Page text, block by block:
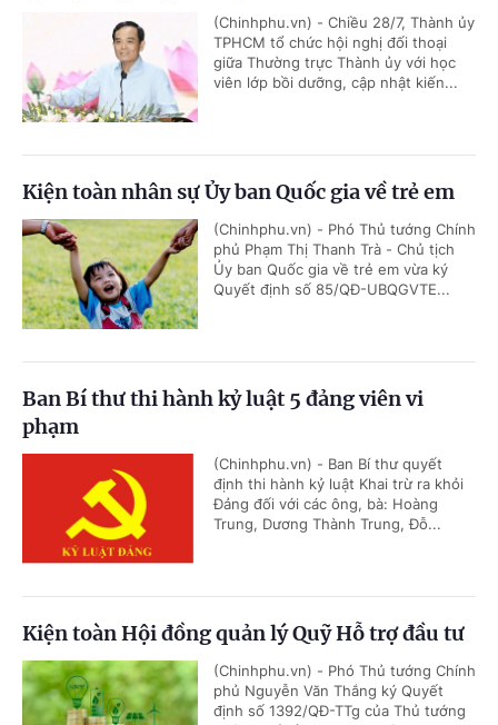
(Chinhphu.vn) - Chiều 28/7, Thành ủy
TPHCM tổ chức hội nghị đối thoại
giữa Thường trực Thành ủy với học
viên lớp bồi dưỡng, cập nhật kiến...
Kiện toàn nhân sự Ủy ban Quốc gia về trẻ em
(Chinhphu.vn) - Phó Thủ tướng Chính
phủ Phạm Thị Thanh Trà - Chủ tịch
Ủy ban Quốc gia về trẻ em vừa ký
Quyết định số 85/QĐ-UBQGVTE...
Ban Bí thư thi hành kỷ luật 5 đảng viên vi
phạm
(Chinhphu.vn) - Ban Bí thư quyết
định thi hành kỷ luật Khai trừ ra khỏi
Đảng đối với các ông, bà: Hoàng
Trung, Dương Thành Trung, Đỗ...
Kiện toàn Hội đồng quản lý Quỹ Hỗ trợ đầu tư
(Chinhphu.vn) - Phó Thủ tướng Chính
phủ Nguyễn Văn Thắng ký Quyết
định số 1392/QĐ-TTg của Thủ tướng